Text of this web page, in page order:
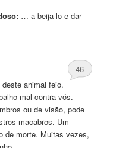
… a beija-lo e dar
46
animal feio.
mal contra vós.
ou de visão, pode
macabros. Um
de morte. Muitas vezes,